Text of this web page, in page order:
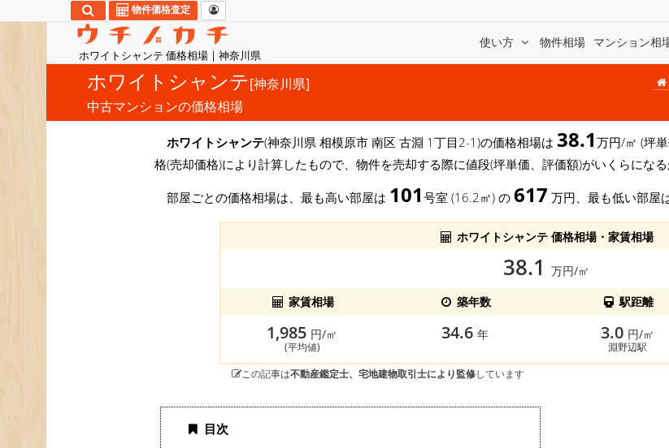
ホワイトシャンテ 価格相場 | 神奈川県
使い方 物件相場 マンション相
物件価格査定
ホワイトシャンテ[神奈川県]
中古マンションの価格相場
ホワイトシャンテ(神奈川県 相模原市 南区 古淵 1丁目2-1)の価格相場は 38.1 万円/㎡ (坪
格(売却価格)により計算したもので、物件を売却する際に値段(坪単価、評価額)がいくらになる
部屋ごとの価格相場は、最も高い部屋は 101 号室 (16.2㎡) の 617 万円、最も低い部屋
ホワイトシャンテ 価格相場・家賃相場
38.1
万円/㎡
家賃相場
築年数 駅距離
1,985 円/㎡
(平均値)
34.6 年 3.0 円/㎡
淵野辺駅
この記事は不動産鑑定士、宅地建物取引士により監修しています
目次